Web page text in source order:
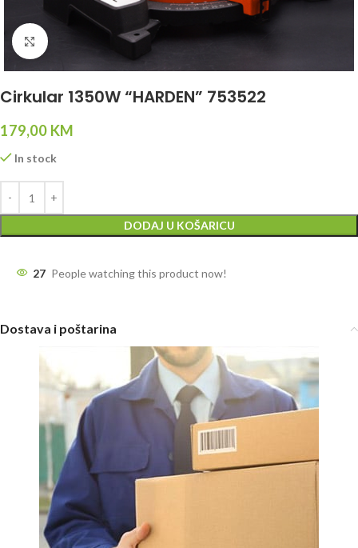
Click to enlarge
Cirkular 1350W “HARDEN” 753522
179,00 KM
In stock
DODAJ U KOŠARICU
27 People watching this product now!
Dostava i poštarina